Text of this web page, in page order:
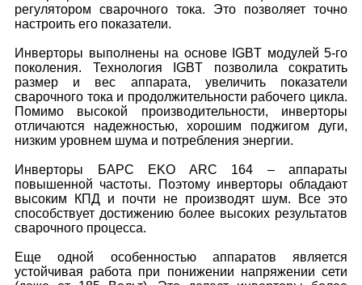
регулятором сварочного тока. Это позволяет точно
настроить его показатели.
Инверторы выполнены на основе IGBT модулей 5-го
поколения. Технология IGBT позволила сократить
размер и вес аппарата, увеличить показатели
сварочного тока и продолжительности рабочего цикла.
Помимо высокой производительности, инверторы
отличаются надежностью, хорошим поджигом дуги,
низким уровнем шума и потребления энергии.
Инверторы БАРС EKO ARC 164 – аппараты
повышенной частоты. Поэтому инверторы обладают
высоким КПД и почти не производят шум. Все это
способствует достижению более высоких результатов
сварочного процесса.
Еще одной особенностью аппаратов является
устойчивая работа при понижении напряжении сети